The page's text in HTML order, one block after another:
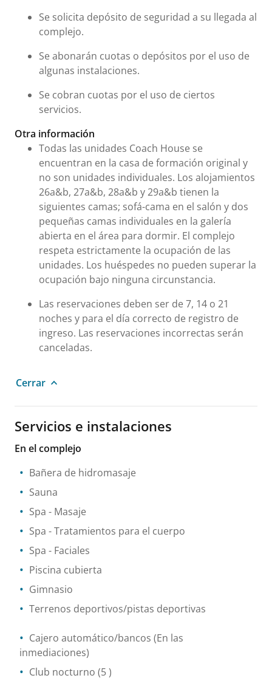
Se solicita depósito de seguridad a su llegada al
complejo.
Se abonarán cuotas o depósitos por el uso de
algunas instalaciones.
Se cobran cuotas por el uso de ciertos
servicios.
Otra información
Todas las unidades Coach House se
encuentran en la casa de formación original y
no son unidades individuales. Los alojamientos
26a&b, 27a&b, 28a&b y 29a&b tienen la
siguientes camas; sofá-cama en el salón y dos
pequeñas camas individuales en la galería
abierta en el área para dormir. El complejo
respeta estrictamente la ocupación de las
unidades. Los huéspedes no pueden superar la
ocupación bajo ninguna circunstancia.
Las reservaciones deben ser de 7, 14 o 21
noches y para el día correcto de registro de
ingreso. Las reservaciones incorrectas serán
canceladas.
Cerrar
Servicios e instalaciones
En el complejo
Bañera de hidromasaje
Sauna
Spa - Masaje
Spa - Tratamientos para el cuerpo
Spa - Faciales
Piscina cubierta
Gimnasio
Terrenos deportivos/pistas deportivas
Cajero automático/bancos (En las
inmediaciones)
Club nocturno (5 )